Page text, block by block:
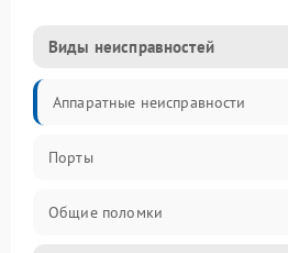
Виды неисправностей
Аппаратные неисправности
Порты
Общие поломки